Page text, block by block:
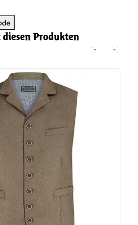
Produkten